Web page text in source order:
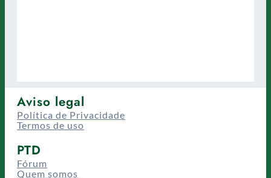
Aviso legal
Política de Privacidade
Termos de uso
PTD
Fórum
Quem somos